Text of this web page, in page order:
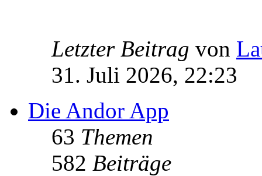
Letzter Beitrag von
31. Juli 2026, 22:23
Die Andor App
63 Themen
582 Beiträge